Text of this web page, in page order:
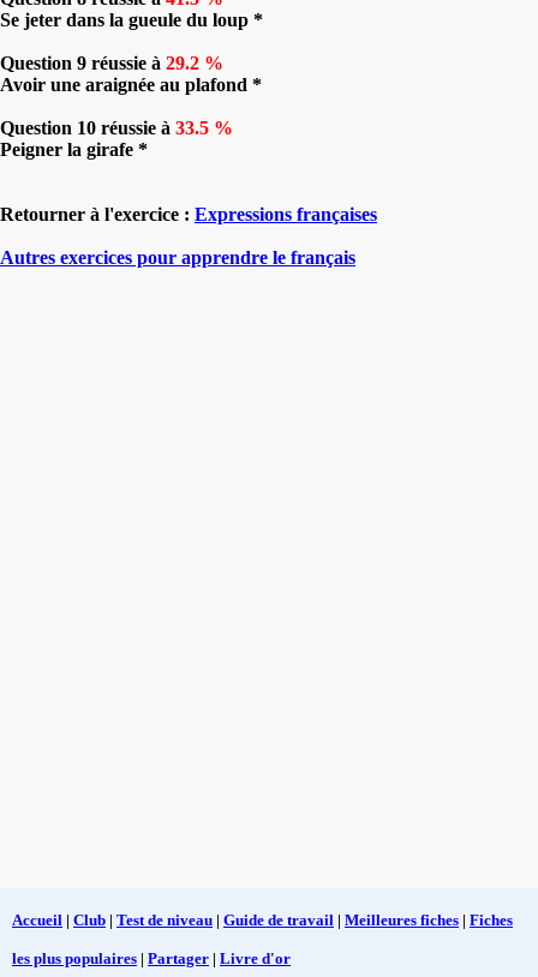
Se jeter dans la gueule du loup *
Question 9 réussie à 29.2 %
Avoir une araignée au plafond *
Question 10 réussie à 33.5 %
Peigner la girafe *
Retourner à l'exercice : Expressions françaises
Autres exercices pour apprendre le français
Accueil | Club | Test de niveau | Guide de travail | Meilleures fiches | Fiches
les plus populaires | Partager | Livre d'or